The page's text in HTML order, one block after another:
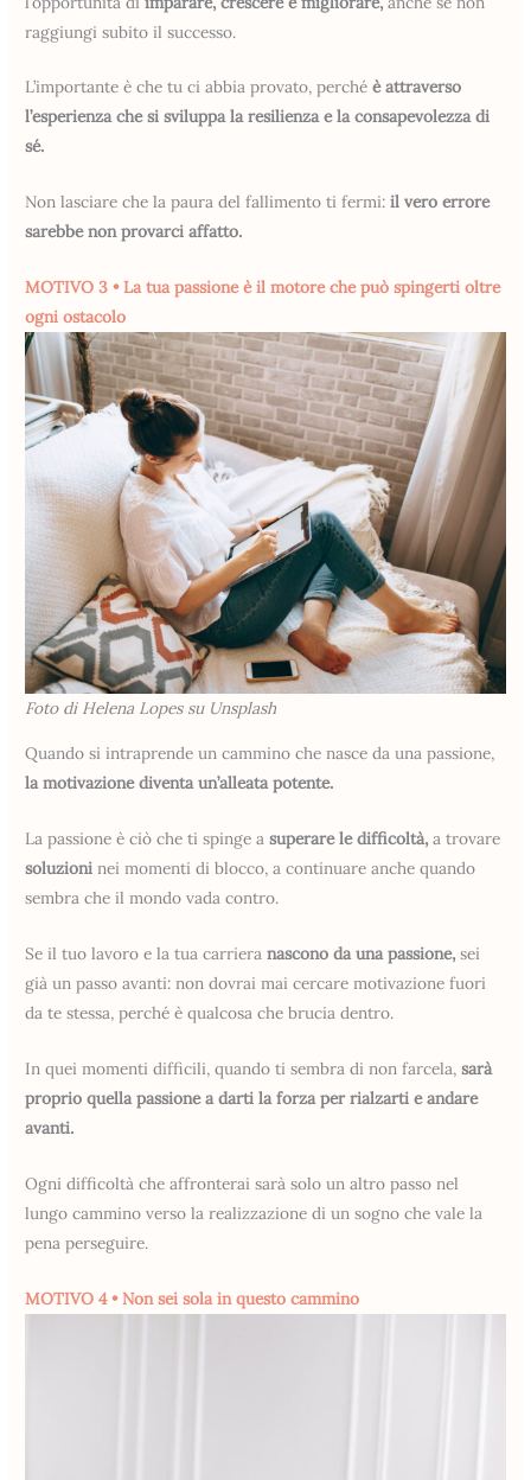
raggiungi subito il successo.
L’importante è che tu ci abbia provato, perché è attraverso
l’esperienza che si sviluppa la resilienza e la consapevolezza di
sé.
Non lasciare che la paura del fallimento ti fermi: il vero errore
sarebbe non provarci affatto.
MOTIVO 3 • La tua passione è il motore che può spingerti oltre
ogni ostacolo
Foto di Helena Lopes su Unsplash
Quando si intraprende un cammino che nasce da una passione,
la motivazione diventa un’alleata potente.
La passione è ciò che ti spinge asuperare le difficoltà,a trovare
soluzioninei momenti di blocco, a continuare anche quando
sembra che il mondo vada contro.
Se il tuo lavoro e la tua carrieranascono da una passione,sei
già un passo avanti: non dovrai mai cercare motivazione fuori
da te stessa, perché è qualcosa che brucia dentro.
In quei momenti difficili, quando ti sembra di non farcela,sarà
proprio quella passione a darti la forza per rialzarti e andare
avanti.
Ogni difficoltà che affronterai sarà solo un altro passo nel
lungo cammino verso la realizzazione di un sogno che vale la
pena perseguire.
MOTIVO 4 • Non sei sola in questo cammino